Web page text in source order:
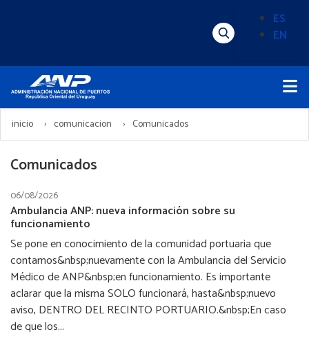
idioma
(Content)
ES
EN
Menú
Principal
inicio comunicacion Comunicados
Comunicados
06/08/2026
Ambulancia ANP: nueva información sobre su
funcionamiento
Se pone en conocimiento de la comunidad portuaria que
contamos&nbsp;nuevamente con la Ambulancia del Servicio
Médico de ANP&nbsp;en funcionamiento. Es importante
aclarar que la misma SOLO funcionará, hasta&nbsp;nuevo
aviso, DENTRO DEL RECINTO PORTUARIO.&nbsp;En caso
de que los...